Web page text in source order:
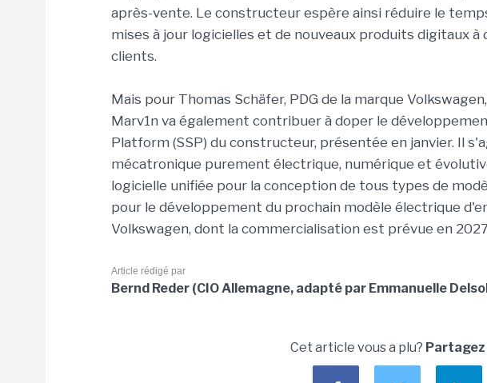
après-vente. Le constructeur espère ainsi réduire le
mises à jour logicielles et de nouveaux produits digitaux
clients.
Mais pour Thomas Schäfer, PDG de la marque
Marv1n va également contribuer à doper le
Platform (SSP) du constructeur, présentée en janvier. Il
mécatronique purement électrique, numérique et
logicielle unifiée pour la conception de tous types de
pour le développement du prochain modèle électrique
Volkswagen, dont la commercialisation est prévue en
Article rédigé par
Bernd Reder (CIO Allemagne, adapté par Emmanuelle
Cet article vous a plu? Partagez